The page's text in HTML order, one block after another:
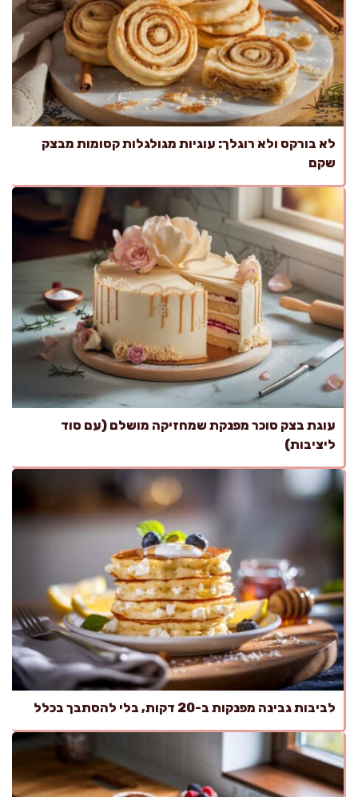
לא בורקס ולא רוגלך: עוגיות מגולגלות קסומות מבצק
שקם
עוגת בצק סוכר מפנקת שמחזיקה מושלם (עם סוד
ליציבות)
לביבות גבינה מפנקות ב-20 דקות, בלי להסתבך בכלל